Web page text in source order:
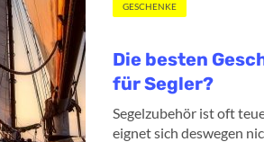
GESCHENKE
Die besten
für Segler?
Segelzubehör ist oft
eignet sich deswegen